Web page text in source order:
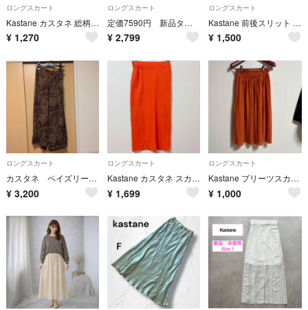
ロングスカート
Kastane カスタネ 総柄 ロング タイト スカート sizeF/茶x緑 ■◆ レディース
¥ 1,270
ロングスカート
定価7590円 新品タグ付 【Kastane】ラメビスチェ＆スカートSET
¥ 2,799
ロングスカート
Kastane 前後スリット シャイニースカート
¥ 1,500
ロングスカート
カスタネ ペイズリー柄スカート
¥ 3,200
ロングスカート
Kastane カスタネ スカート オレンジ お出かけ 体型カバー
¥ 1,699
ロングスカート
Kastane プリーツスカート オレンジ
¥ 1,000